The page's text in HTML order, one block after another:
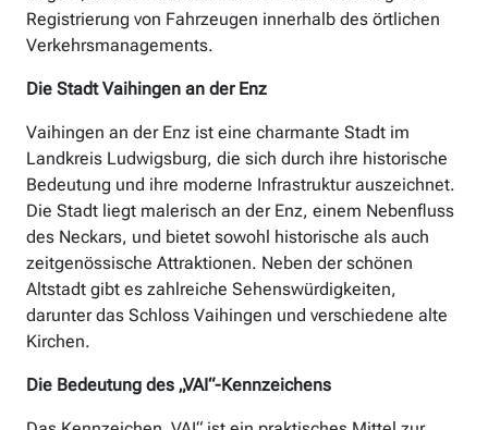
Registrierung von Fahrzeugen innerhalb des örtlichen
Verkehrsmanagements.
Die Stadt Vaihingen an der Enz
Vaihingen an der Enz ist eine charmante Stadt im
Landkreis Ludwigsburg, die sich durch ihre historische
Bedeutung und ihre moderne Infrastruktur auszeichnet.
Die Stadt liegt malerisch an der Enz, einem Nebenfluss
des Neckars, und bietet sowohl historische als auch
zeitgenössische Attraktionen. Neben der schönen
Altstadt gibt es zahlreiche Sehenswürdigkeiten,
darunter das Schloss Vaihingen und verschiedene alte
Kirchen.
Die Bedeutung des „VAI“-Kennzeichens